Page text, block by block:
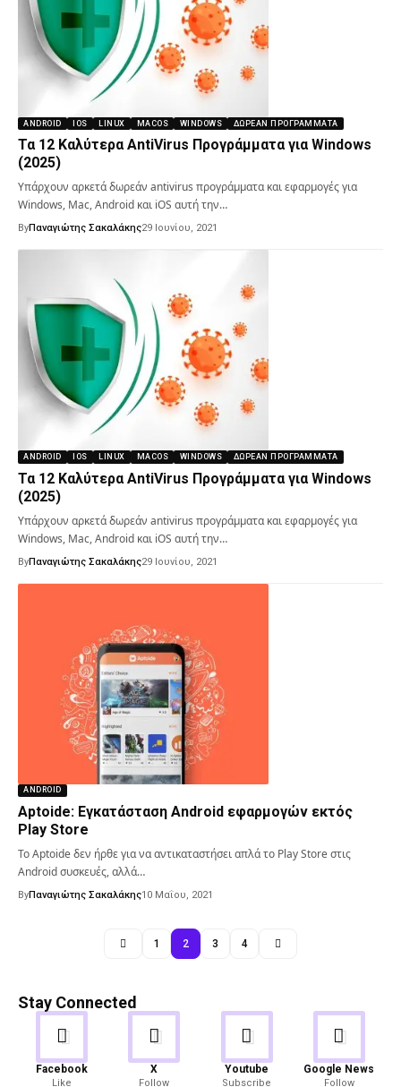
ANDROID IOS LINUX MACOS WINDOWS ΔΩΡΕΆΝ ΠΡΟΓΡΆΜΜΑΤΑ
Τα 12 Καλύτερα AntiVirus Προγράμματα για Windows
(2025)
Υπάρχουν αρκετά δωρεάν antivirus προγράμματα και εφαρμογές για
Windows, Mac, Android και iOS αυτή την…
ByΠαναγιώτης Σακαλάκης29 Ιουνίου, 2021
ANDROID IOS LINUX MACOS WINDOWS ΔΩΡΕΆΝ ΠΡΟΓΡΆΜΜΑΤΑ
Τα 12 Καλύτερα AntiVirus Προγράμματα για Windows
(2025)
Υπάρχουν αρκετά δωρεάν antivirus προγράμματα και εφαρμογές για
Windows, Mac, Android και iOS αυτή την…
ByΠαναγιώτης Σακαλάκης29 Ιουνίου, 2021
ANDROID
Aptoide: Εγκατάσταση Android εφαρμογών εκτός
Play Store
Το Aptoide δεν ήρθε για να αντικαταστήσει απλά το Play Store στις
Android συσκευές, αλλά…
ByΠαναγιώτης Σακαλάκης10 Μαΐου, 2021
1 2 3 4
Stay Connected
Facebook
Like
X
Follow
Youtube
Subscribe
Google News
Follow
Android
Gaming